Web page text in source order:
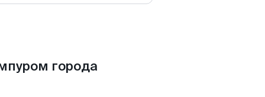
города